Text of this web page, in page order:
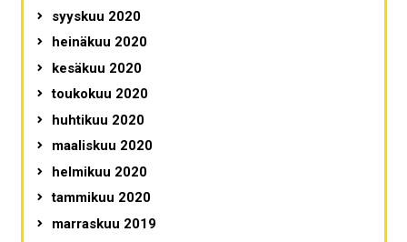
syyskuu 2020
heinäkuu 2020
kesäkuu 2020
toukokuu 2020
huhtikuu 2020
maaliskuu 2020
helmikuu 2020
tammikuu 2020
marraskuu 2019